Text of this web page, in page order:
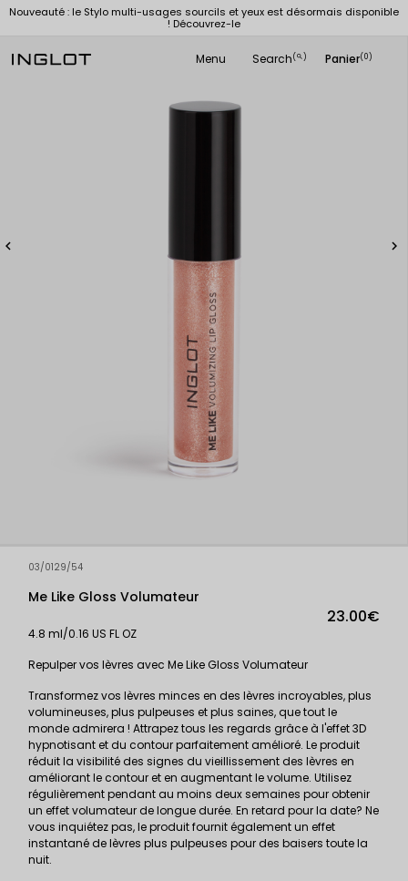
Nouveauté : le Stylo multi-usages sourcils et yeux est désormais disponible
! Découvrez-le
Menu Search(
search ) Panier(0)
 
03/0129/54
Me Like Gloss Volumateur
23.00€
4.8 ml/0.16 US FL OZ
Repulper vos lèvres avec Me Like Gloss Volumateur
Transformez vos lèvres minces en des lèvres incroyables, plus
volumineuses, plus pulpeuses et plus saines, que tout le
monde admirera ! Attrapez tous les regards grâce à l'effet 3D
hypnotisant et du contour parfaitement amélioré. Le produit
réduit la visibilité des signes du vieillissement des lèvres en
améliorant le contour et en augmentant le volume. Utilisez
régulièrement pendant au moins deux semaines pour obtenir
un effet volumateur de longue durée. En retard pour la date? Ne
vous inquiétez pas, le produit fournit également un effet
instantané de lèvres plus pulpeuses pour des baisers toute la
nuit.